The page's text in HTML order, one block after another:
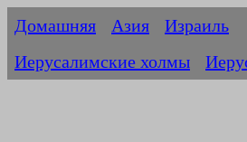
Домашняя Азия
Израиль
Иерусалимские холмы